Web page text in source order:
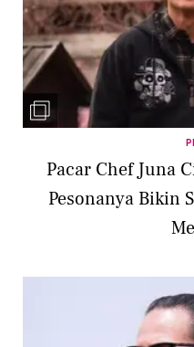
Pacar Chef Juna
Pesonanya Bikin